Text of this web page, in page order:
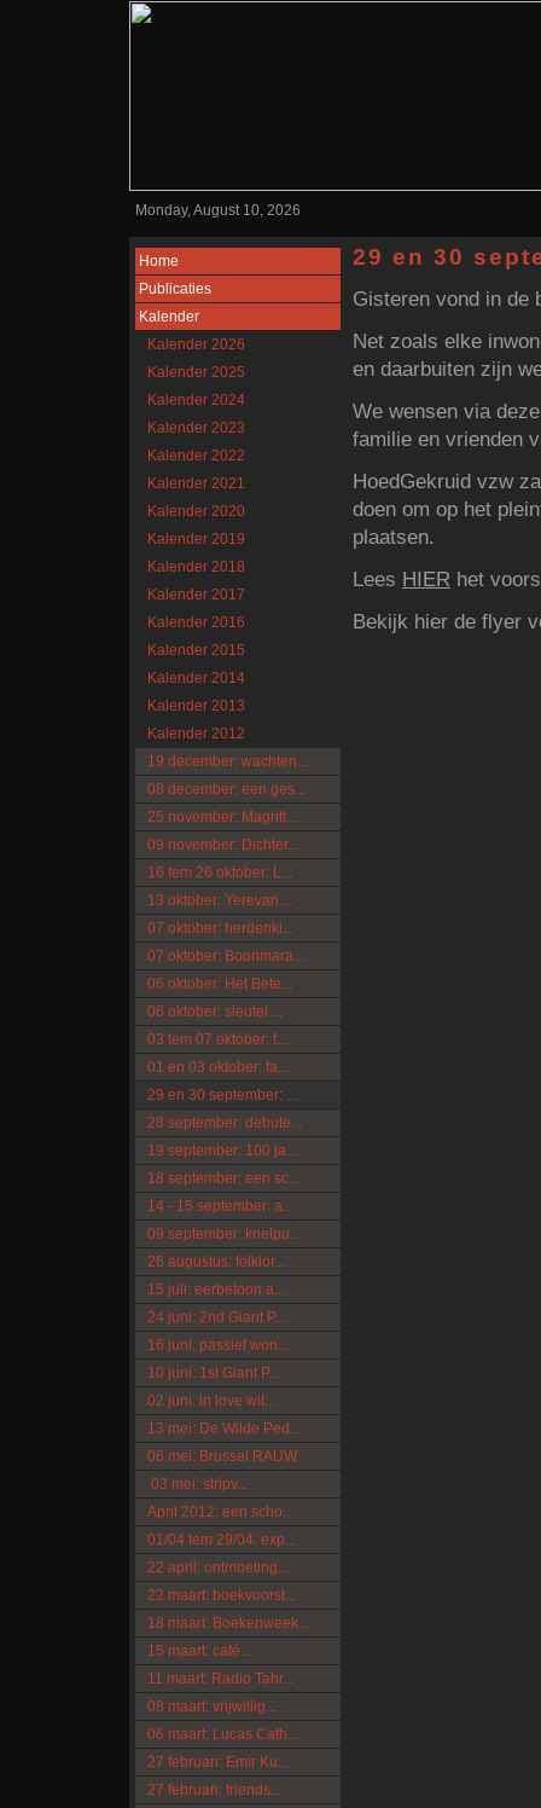
Monday, August 10, 2026
Home
Publicaties
Kalender
Kalender 2026
Kalender 2025
Kalender 2024
Kalender 2023
Kalender 2022
Kalender 2021
Kalender 2020
Kalender 2019
Kalender 2018
Kalender 2017
Kalender 2016
Kalender 2015
Kalender 2014
Kalender 2013
Kalender 2012
19 december: wachten...
08 december: een ges...
25 november: Magritt...
09 november: Dichter...
16 tem 26 oktober: L...
13 oktober: Yerevan ...
07 oktober: herdenki...
07 oktober: Boonmara...
06 oktober: Het Bete...
06 oktober: sleutel ...
03 tem 07 oktober: f...
01 en 03 oktober: fa...
29 en 30 september: ...
28 september: debute...
19 september: 100 ja...
18 september: een sc...
14 - 15 september: a...
09 september: knelpu...
26 augustus: folklor...
15 juli: eerbetoon a...
24 juni: 2nd Giant P...
16 juni: passief won...
10 juni: 1st Giant P...
02 juni: in love wit...
13 mei: De Wilde Ped...
06 mei: Brussel RAUW
03 mei: stripv...
April 2012: een scho...
01/04 tem 29/04: exp...
22 april: ontmoeting...
22 maart: boekvoorst...
18 maart: Boekenweek...
15 maart: café...
11 maart: Radio Tahr...
08 maart: vrijwillig...
06 maart: Lucas Cath...
27 februari: Emir Ku...
27 februari: friends...
29 en 30
Gisteren vond in de
Net zoals elke
en daarbuiten zijn
We wensen via
familie en vrienden
HoedGekruid vzw
doen om op het
plaatsen.
Lees HIER het
Bekijk hier de flyer